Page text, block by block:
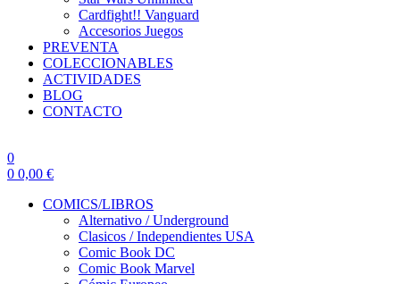
Cardfight!! Vanguard
Accesorios Juegos
PREVENTA
COLECCIONABLES
ACTIVIDADES
BLOG
CONTACTO
0
0 0,00 €
COMICS/LIBROS
Alternativo / Underground
Clasicos / Independientes USA
Comic Book DC
Comic Book Marvel